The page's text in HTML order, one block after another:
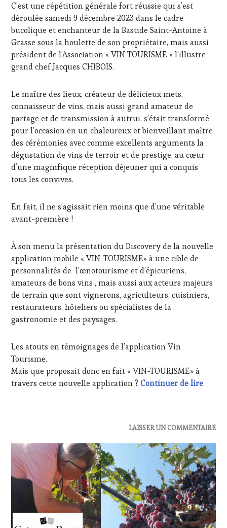
FRANÇAISE,
FAMOUS
HOST,
GUEST,
INVITATIONS
&
DÉGUSTATIONS,
TASTING
MÉDIAS,
PRESSE
ÉCRITE,
RADIO,
TV,
WEB
OENOTOURISME
PALETTE,
PARTENAIRES
TOURISME
PRODUCTEURS
TERROIR,
RESTAURATEUR,
CUISINIER,
ŒNOLOGUE,
SOMMELIER,
SAINTE-
VICTOIRE
INTERNATIONAUX,
BY,
TASTING
MOVIE,
VAR,
VIGNOBLES,
FAME,
WINE
TOURISM
TOUR ,
TOURISM
WINETASTINGVOUCHER.COM
C’est une répétition générale fort réussie qui s’est
déroulée samedi 9 décembre 2023 dans le cadre
bucolique et enchanteur de la Bastide Saint-Antoine à
Grasse sous la houlette de son propriétaire, mais aussi
président de l’Association « VIN TOURISME » l’illustre
grand chef Jacques CHIBOIS.
Le maître des lieux, créateur de délicieux mets,
connaisseur de vins, mais aussi grand amateur de
partage et de transmission à autrui, s’était transformé
pour l’occasion en un chaleureux et bienveillant maître
des cérémonies avec comme excellents arguments la
dégustation de vins de terroir et de prestige, au cœur
d’une magnifique réception déjeuner qui a conquis
tous les convives.
En fait, il ne s’agissait rien moins que d’une véritable
avant-première !
À son menu la présentation du Discovery de la nouvelle
application mobile « VIN-TOURISME» à une cible de
personnalités de l’œnotourisme et d’épicuriens,
amateurs de bons vins , mais aussi aux acteurs majeurs
de terrain que sont vignerons, agriculteurs, cuisiniers,
restaurateurs, hôteliers ou spécialistes de la
gastronomie et des paysages.
Les atouts en témoignages de l’application Vin
Tourisme.
Mais que proposait donc en fait « VIN-TOURISME» à
travers cette nouvelle application ?Continuer de lire
WINE
TASTING
VOUCHER
CÔTES-
PROVENCE
DOMAINE
LAISSER UN COMMENTAIRE